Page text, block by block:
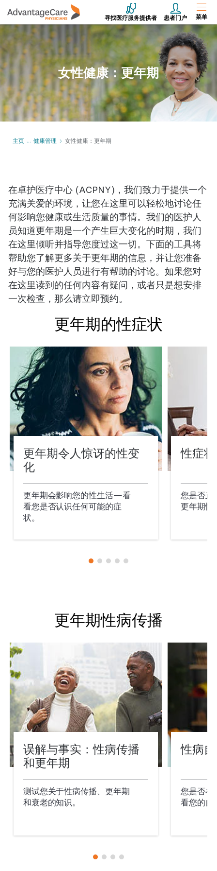
寻找医疗服务提供者 患者门户 菜单
女性健康：更年期
主页 健康管理 女性健康：更年期
在卓护医疗中心 (ACPNY)，我们致力于提供一个
充满关爱的环境，让您在这里可以轻松地讨论任
何影响您健康或生活质量的事情。我们的医护人
员知道更年期是一个产生巨大变化的时期，我们
在这里倾听并指导您度过这一切。下面的工具将
帮助您了解更多关于更年期的信息，并让您准备
好与您的医护人员进行有帮助的讨论。如果您对
在这里读到的任何内容有疑问，或者只是想安排
一次检查，那么请立即预约。
更年期的性症状
更年期令人惊讶的性变
化
更年期会影响您的性生活—看
看您是否认识任何可能的症
状。
性症
您是否正
更年期性
更年期性病传播
误解与事实：性病传播
和更年期
测试您关于性病传播、更年期
和衰老的知识。
性病
您是否在
看您的自